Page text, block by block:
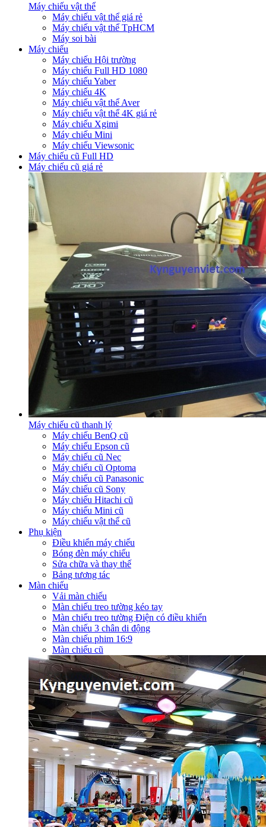
Máy chiếu vật thể
Máy chiếu vật thể giá rẻ
Máy chiếu vật thể TpHCM
Máy soi bài
Máy chiếu
Máy chiếu Hội trường
Máy chiếu Full HD 1080
Máy chiếu Yaber
Máy chiếu 4K
Máy chiếu vật thể Aver
Máy chiếu vật thể 4K giá rẻ
Máy chiếu Xgimi
Máy chiếu Mini
Máy chiếu Viewsonic
Máy chiếu cũ Full HD
Máy chiếu cũ giá rẻ
Máy chiếu cũ thanh lý
Máy chiếu BenQ cũ
Máy chiếu Epson cũ
Máy chiếu cũ Nec
Máy chiếu cũ Optoma
Máy chiếu cũ Panasonic
Máy chiếu cũ Sony
Máy chiếu Hitachi cũ
Máy chiếu Mini cũ
Máy chiếu vật thể cũ
Phụ kiện
Điều khiển máy chiếu
Bóng đèn máy chiếu
Sửa chữa và thay thế
Bảng tương tác
Màn chiếu
Vải màn chiếu
Màn chiếu treo tường kéo tay
Màn chiếu treo tường Điện có điều khiển
Màn chiếu 3 chân di động
Màn chiếu phim 16:9
Màn chiếu cũ